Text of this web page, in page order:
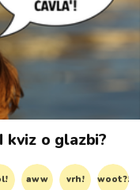
kviz o glazbi?
aww vrh! woot?!